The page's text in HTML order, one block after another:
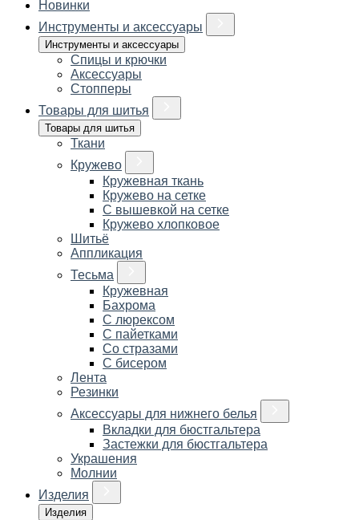
Новинки
Инструменты и аксессуары
Инструменты и аксессуары
Спицы и крючки
Аксессуары
Стопперы
Товары для шитья
Товары для шитья
Ткани
Кружево
Кружевная ткань
Кружево на сетке
С вышевкой на сетке
Кружево хлопковое
Шитьё
Аппликация
Тесьма
Кружевная
Бахрома
С люрексом
С пайетками
Со стразами
С бисером
Лента
Резинки
Аксессуары для нижнего белья
Вкладки для бюстгальтера
Застежки для бюстгальтера
Украшения
Молнии
Изделия
Изделия